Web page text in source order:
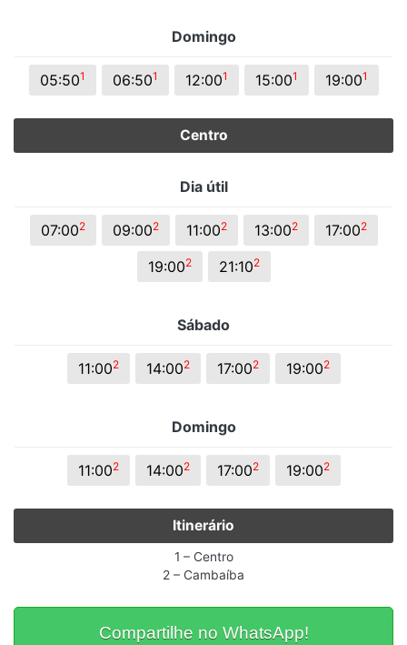
Domingo
05:501 06:501 12:001 15:001 19:001
Centro
Dia útil
07:002 09:002 11:002 13:002 17:002
19:002 21:102
Sábado
11:002 14:002 17:002 19:002
Domingo
11:002 14:002 17:002 19:002
Itinerário
1 – Centro
2 – Cambaíba
Compartilhe no WhatsApp!